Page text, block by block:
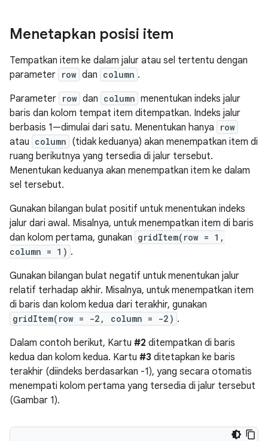
Menetapkan posisi item
Tempatkan item ke dalam jalur atau sel tertentu dengan
parameter row dan column .
Parameter row dan column menentukan indeks jalur
baris dan kolom tempat item ditempatkan. Indeks jalur
berbasis 1—dimulai dari satu. Menentukan hanya
row
atau column (tidak keduanya) akan menempatkan item di
ruang berikutnya yang tersedia di jalur tersebut.
Menentukan keduanya akan menempatkan item ke dalam
sel tersebut.
Gunakan bilangan bulat positif untuk menentukan indeks
jalur dari awal. Misalnya, untuk menempatkan item di baris
dan kolom pertama, gunakan gridItem(row = 1,
column = 1) .
Gunakan bilangan bulat negatif untuk menentukan jalur
relatif terhadap akhir. Misalnya, untuk menempatkan item
di baris dan kolom kedua dari terakhir, gunakan
gridItem(row = -2, column = -2) .
Dalam contoh berikut, Kartu #2 ditempatkan di baris
kedua dan kolom kedua. Kartu #3 ditetapkan ke baris
terakhir (diindeks berdasarkan -1), yang secara otomatis
menempati kolom pertama yang tersedia di jalur tersebut
(Gambar 1).